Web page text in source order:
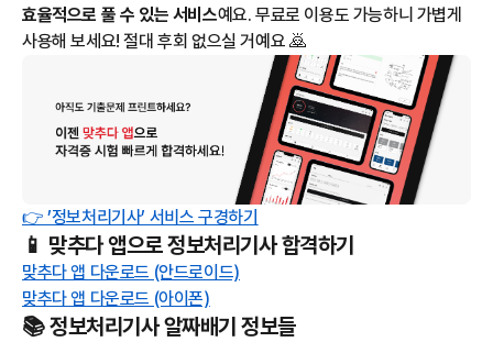
효율적으로 풀 수 있는 서비스예요. 무료로 이용도 가능하니 가볍게
사용해 보세요! 절대 후회 없으실 거예요 🙇
👉 ’정보처리기사’ 서비스 구경하기
📱 맞추다 앱으로 정보처리기사 합격하기
맞추다 앱 다운로드 (안드로이드)
맞추다 앱 다운로드 (아이폰)
📚 정보처리기사 알짜배기 정보들